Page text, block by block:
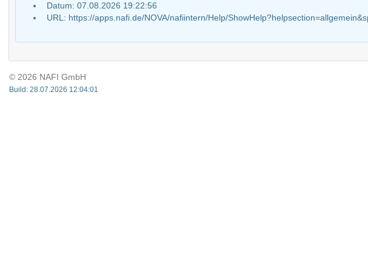
Datum: 07.08.2026 19:22:56
URL: https://apps.nafi.de/NOVA/nafiintern/Help/
© 2026 NAFI GmbH
Build: 28.07.2026 12:04:01